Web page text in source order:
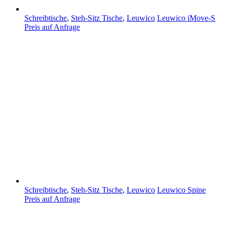
Schreibtische, Steh-Sitz Tische, Leuwico Leuwico iMove-S
Preis auf Anfrage
Schreibtische, Steh-Sitz Tische, Leuwico Leuwico Spine
Preis auf Anfrage